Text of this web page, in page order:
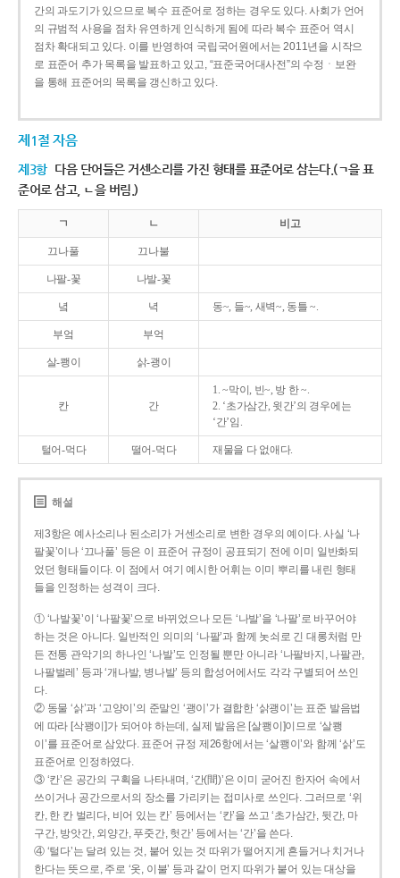
간의 과도기가 있으므로 복수 표준어로 정하는 경우도 있다. 사회가 언어
의 규범적 사용을 점차 유연하게 인식하게 됨에 따라 복수 표준어 역시
점차 확대되고 있다. 이를 반영하여 국립국어원에서는 2011년을 시작으
로 표준어 추가 목록을 발표하고 있고, “표준국어대사전”의 수정ㆍ보완
을 통해 표준어의 목록을 갱신하고 있다.
제1절 자음
제3항 다음 단어들은 거센소리를 가진 형태를 표준어로 삼는다.(ㄱ을 표
준어로 삼고, ㄴ을 버림.)
ㄱ ㄴ 비고
끄나풀 끄나불
나팔-꽃 나발-꽃
녘 녁 동~, 들~, 새벽~, 동틀 ~.
부엌 부억
살-쾡이 삵-괭이
칸 간
1. ~막이, 빈~, 방 한 ~.
2. ‘초가삼간, 윗간’의 경우에는
‘간’임.
털어-먹다 떨어-먹다 재물을 다 없애다.
해설
제3항은 예사소리나 된소리가 거센소리로 변한 경우의 예이다. 사실 ‘나
팔꽃’이나 ‘끄나풀’ 등은 이 표준어 규정이 공표되기 전에 이미 일반화되
었던 형태들이다. 이 점에서 여기 예시한 어휘는 이미 뿌리를 내린 형태
들을 인정하는 성격이 크다.
① ‘나발꽃’이 ‘나팔꽃’으로 바뀌었으나 모든 ‘나발’을 ‘나팔’로 바꾸어야
하는 것은 아니다. 일반적인 의미의 ‘나팔’과 함께 놋쇠로 긴 대롱처럼 만
든 전통 관악기의 하나인 ‘나발’도 인정될 뿐만 아니라 ‘나팔바지, 나팔관,
나팔벌레’ 등과 ‘개나발, 병나발’ 등의 합성어에서도 각각 구별되어 쓰인
다.
② 동물 ‘삵’과 ‘고양이’의 준말인 ‘괭이’가 결합한 ‘삵괭이’는 표준 발음법
에 따라 [삭꽹이]가 되어야 하는데, 실제 발음은 [살쾡이]이므로 ‘살쾡
이’를 표준어로 삼았다. 표준어 규정 제26항에서는 ‘살쾡이’와 함께 ‘삵’도
표준어로 인정하였다.
③ ‘칸’은 공간의 구획을 나타내며, ‘간(間)’은 이미 굳어진 한자어 속에서
쓰이거나 공간으로서의 장소를 가리키는 접미사로 쓰인다. 그러므로 ‘위
칸, 한 칸 벌리다, 비어 있는 칸’ 등에서는 ‘칸’을 쓰고 ‘초가삼간, 뒷간, 마
구간, 방앗간, 외양간, 푸줏간, 헛간’ 등에서는 ‘간’을 쓴다.
④ ‘털다’는 달려 있는 것, 붙어 있는 것 따위가 떨어지게 흔들거나 치거나
한다는 뜻으로, 주로 ‘옷, 이불’ 등과 같이 먼지 따위가 붙어 있는 대상을